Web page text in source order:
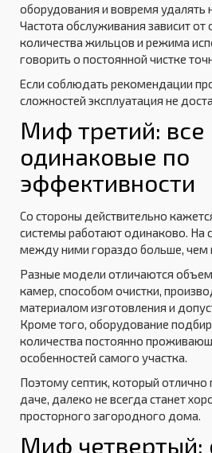
оборудования и вовремя удалять
Частота обслуживания зависит
количества жильцов и режима
говорить о постоянной чистке
Если соблюдать рекомендации
сложностей эксплуатация не
Миф третий: все
одинаковые по
эффективности
Со стороны действительно
системы работают одинаково. На
между ними гораздо больше, чем
Разные модели отличаются
камер, способом очистки,
материалом изготовления и
Кроме того, оборудование
количества постоянно
особенностей самого участка.
Поэтому септик, который
даче, далеко не всегда станет
просторного загородного дома.
Миф четвертый: